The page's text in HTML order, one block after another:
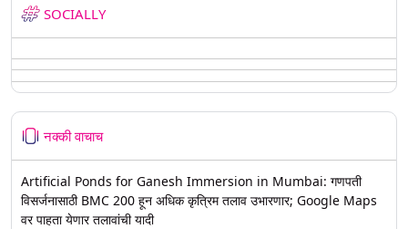
SOCIALLY
नक्की वाचाच
Artificial Ponds for Ganesh Immersion in Mumbai: गणपती
विसर्जनासाठी BMC 200 हून अधिक कृत्रिम तलाव उभारणार; Google Maps
वर पाहता येणार तलावांची यादी